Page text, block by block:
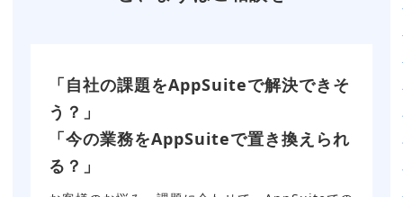
「自社の課題をAppSuiteで解決できそ
う？」
「今の業務をAppSuiteで置き換えられ
る？」